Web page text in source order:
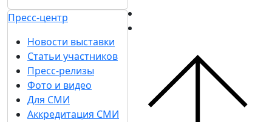
Пресс-центр
Новости выставки
Статьи участников
Пресс-релизы
Фото и видео
Для СМИ
Аккредитация СМИ